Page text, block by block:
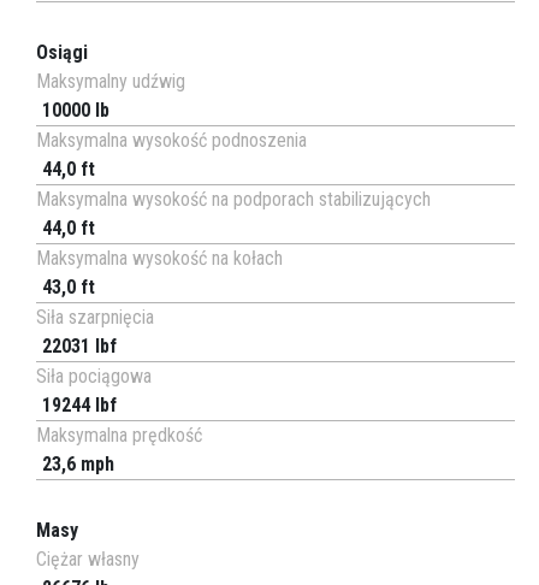
Osiągi
Maksymalny udźwig
10000 lb
Maksymalna wysokość podnoszenia
44,0 ft
Maksymalna wysokość na podporach stabilizujących
44,0 ft
Maksymalna wysokość na kołach
43,0 ft
Siła szarpnięcia
22031 lbf
Siła pociągowa
19244 lbf
Maksymalna prędkość
23,6 mph
Masy
Ciężar własny